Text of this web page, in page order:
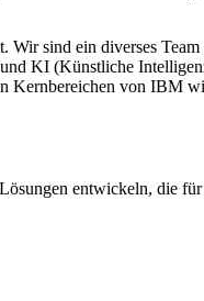
sind ein diverses
KI (Künstliche
Kernbereichen von IBM
entwickeln, die